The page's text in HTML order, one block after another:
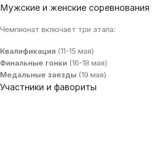
Мужские и женские соревнования
Чемпионат включает три этапа:
Квалификация (11-15 мая)
Финальные гонки (16-18 мая)
Медальные заезды (19 мая)
Участники и фавориты